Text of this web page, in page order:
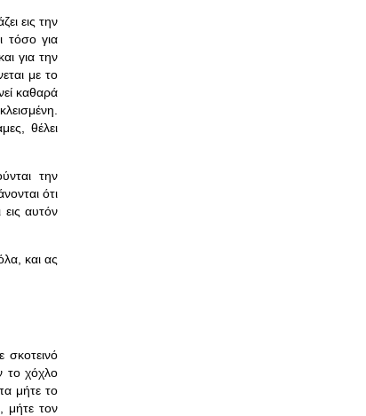
εις την
τόσο για
για την
με το
καθαρά
θέλει
την
ότι
αυτόν
και ας
το χόχλο
μήτε το
μήτε τον